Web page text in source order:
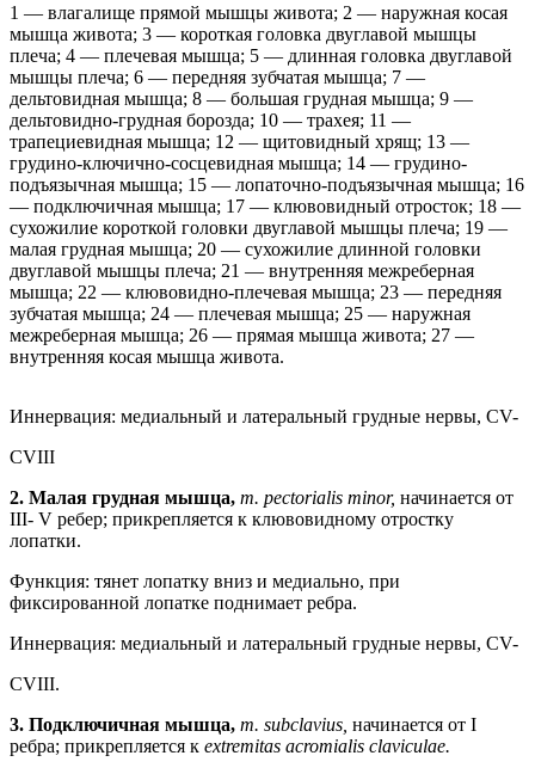
1 — влагалище прямой мышцы живота; 2 — наружная косая
мышца живота; 3 — короткая головка двуглавой мышцы
плеча; 4 — плечевая мышца; 5 — длинная головка двуглавой
мышцы плеча; 6 — передняя зубчатая мышца; 7 —
дельтовидная мышца; 8 — большая грудная мышца; 9 —
дельтовидно-грудная борозда; 10 — трахея; 11 —
трапециевидная мышца; 12 — щитовидный хрящ; 13 —
грудино-ключично-сосцевидная мышца; 14 — грудино-
подъязычная мышца; 15 — лопаточно-подъязычная мышца; 16
— подключичная мышца; 17 — клювовидный отросток; 18 —
сухожилие короткой головки двуглавой мышцы плеча; 19 —
малая грудная мышца; 20 — сухожилие длинной головки
двуглавой мышцы плеча; 21 — внутренняя межреберная
мышца; 22 — клювовидно-плечевая мышца; 23 — передняя
зубчатая мышца; 24 — плечевая мышца; 25 — наружная
межреберная мышца; 26 — прямая мышца живота; 27 —
внутренняя косая мышца живота.
Иннервация: медиальный и латеральный грудные нервы, CV-
CVIII
2. Малая грудная мышца, m. pectorialis minor, начинается от
III- V ребер; прикрепляется к клювовидному отростку
лопатки.
Функция: тянет лопатку вниз и медиально, при
фиксированной лопатке поднимает ребра.
Иннервация: медиальный и латеральный грудные нервы, CV-
CVIII.
3. Подключичная мышца, т. subclavius, начинается от I
ребра; прикрепляется к extremitas acromialis claviculae.